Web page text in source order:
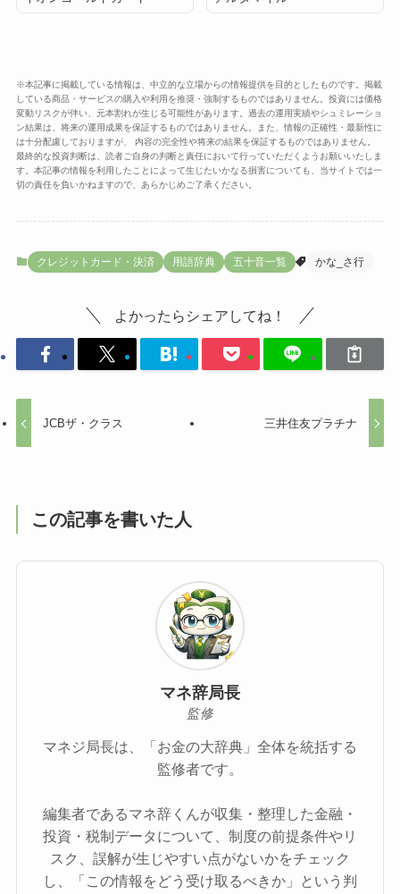
※本記事に掲載している情報は、中立的な立場からの情報提供を目的としたものです。掲載
している商品・サービスの購入や利用を推奨・強制するものではありません。投資には価格
変動リスクが伴い、元本割れが生じる可能性があります。過去の運用実績やシュミレーショ
ン結果は、将来の運用成果を保証するものではありません。また、情報の正確性・最新性に
は十分配慮しておりますが、 内容の完全性や将来の結果を保証するものではありません。
最終的な投資判断は、読者ご自身の判断と責任において行っていただくようお願いいたしま
す。本記事の情報を利用したことによって生じたいかなる損害についても、当サイトでは一
切の責任を負いかねますので、あらかじめご了承ください。
クレジットカード・決済 用語辞典 五十音一覧 かな_さ行
よかったらシェアしてね！
JCBザ・クラス 三井住友プラチナ
この記事を書いた人
マネ辞局長
監修
マネジ局長は、「お金の大辞典」全体を統括する
監修者です。
編集者であるマネ辞くんが収集・整理した金融・
投資・税制データについて、制度の前提条件やリ
スク、誤解が生じやすい点がないかをチェック
し、「この情報をどう受け取るべきか」という判